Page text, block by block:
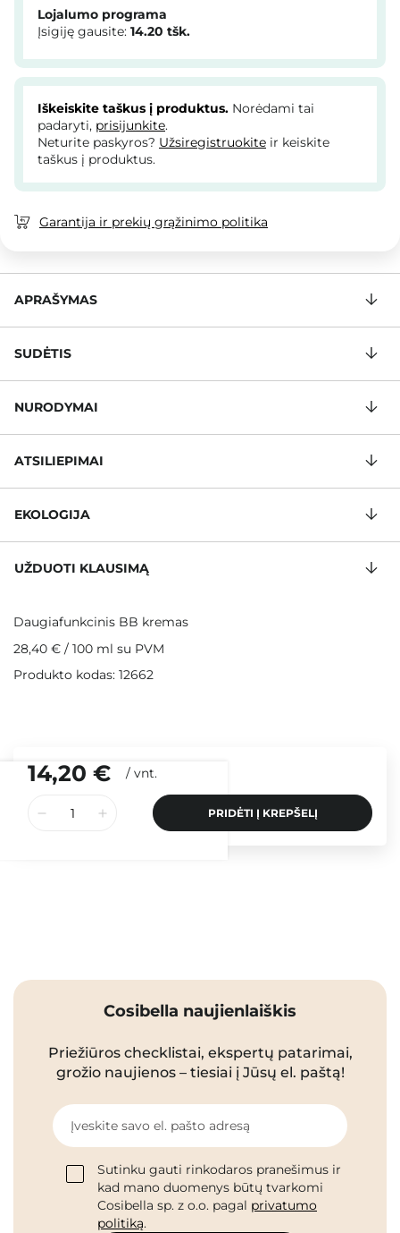
14,20 € / vnt.
PRIDĖTI Į KREPŠELĮ
Lojalumo programa
Įsigiję gausite: 14.20 tšk.
Iškeiskite taškus į produktus. Norėdami tai
padaryti, prisijunkite.
Neturite paskyros? Užsiregistruokite ir keiskite
taškus į produktus.
Garantija ir prekių grąžinimo politika
APRAŠYMAS
SUDĖTIS
NURODYMAI
ATSILIEPIMAI
EKOLOGIJA
UŽDUOTI KLAUSIMĄ
Daugiafunkcinis BB kremas
28,40 € / 100 ml su PVM
Produkto kodas: 12662
Cosibella naujienlaiškis
Priežiūros checklistai, ekspertų patarimai,
grožio naujienos – tiesiai į Jūsų el. paštą!
Įveskite savo el. pašto adresą
Sutinku gauti rinkodaros pranešimus ir
kad mano duomenys būtų tvarkomi
Cosibella sp. z o.o. pagal privatumo
politiką.